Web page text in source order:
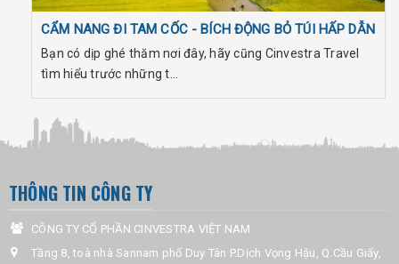
CẨM NANG ĐI TAM CỐC - BÍCH ĐỘNG BỎ TÚI HẤP DẪN
Bạn có dịp ghé thăm nơi đây, hãy cũng Cinvestra Travel
tìm hiểu trước những t...
THÔNG TIN CÔNG TY
CÔNG TY CỔ PHẦN CINVESTRA VIỆT NAM
Tầng 8, toà nhà Sannam phố Duy Tân P.Dịch Vọng Hậu, Q.Cầu Giấy,